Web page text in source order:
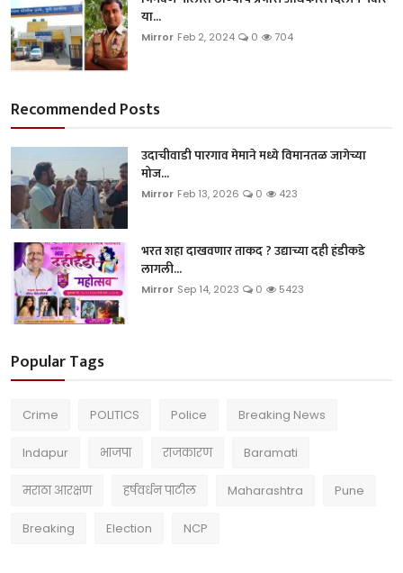
या...
Mirror Feb 2, 2024 0 704
Recommended Posts
उदाचीवाडी पारगाव मेमाने मध्ये विमानतळ जागेच्या
मोज...
Mirror Feb 13, 2026 0 423
भरत शहा दाखवणार ताकद ? उद्याच्या दही हंडीकडे
लागली...
Mirror Sep 14, 2023 0 5423
Popular Tags
Crime POLITICS Police Breaking News
Indapur भाजपा राजकारण Baramati
मराठा आरक्षण हर्षवर्धन पाटील Maharashtra Pune
Breaking Election NCP